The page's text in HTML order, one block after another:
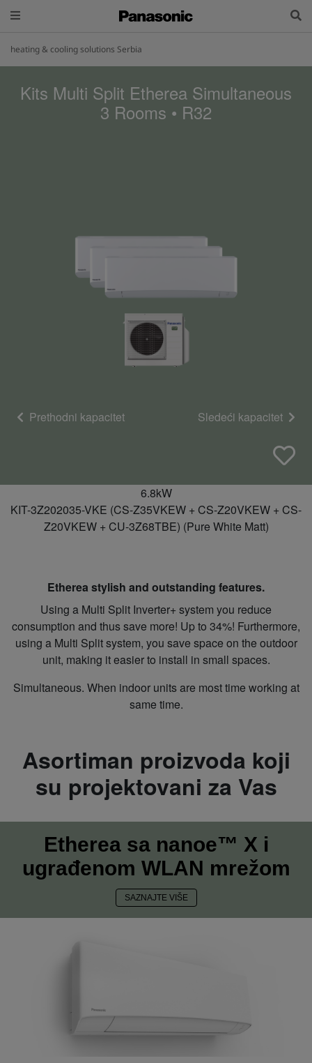
heating & cooling solutions Serbia
Kits Multi Split Etherea Simultaneous
3 Rooms • R32
Prethodni kapacitet Sledeći kapacitet
6.8kW
KIT-3Z202035-VKE (CS-Z35VKEW + CS-Z20VKEW + CS-
Z20VKEW + CU-3Z68TBE) (Pure White Matt)
Etherea stylish and outstanding features.
Using a Multi Split Inverter+ system you reduce
consumption and thus save more! Up to 34%! Furthermore,
using a Multi Split system, you save space on the outdoor
unit, making it easier to install in small spaces.
Simultaneous. When indoor units are most time working at
same time.
Asortiman proizvoda koji
su projektovani za Vas
Etherea sa nanoe™ X i
ugrađenom WLAN mrežom
SAZNAJTE VIŠE